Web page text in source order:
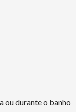
ou durante o banho